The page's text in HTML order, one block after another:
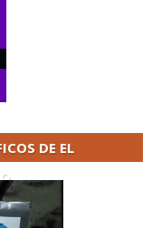
DE EL